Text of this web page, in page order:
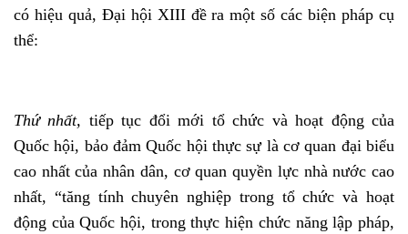
có hiệu quả, Đại hội XIII đề ra một số các biện pháp cụ
thể:
Thứ nhất, tiếp tục đổi mới tổ chức và hoạt động của
Quốc hội, bảo đảm Quốc hội thực sự là cơ quan đại biểu
cao nhất của nhân dân, cơ quan quyền lực nhà nước cao
nhất, “tăng tính chuyên nghiệp trong tổ chức và hoạt
động của Quốc hội, trong thực hiện chức năng lập pháp,